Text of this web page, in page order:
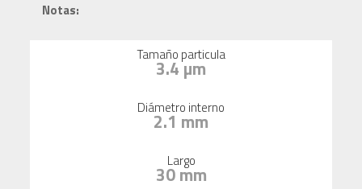
Notas:
Tamaño particula
3.4 µm
Diámetro interno
2.1 mm
Largo
30 mm